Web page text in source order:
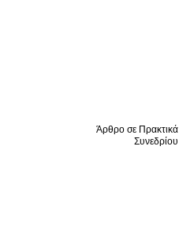
Άρθρο σε Πρακτικά
Συνεδρίου